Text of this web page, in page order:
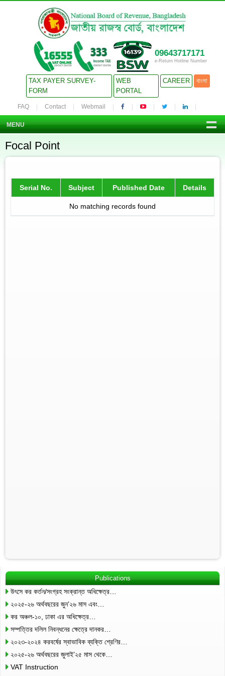
09643717171
e-Return Hotline Number
TAX PAYER SURVEY-
FORM
WEB
PORTAL
CAREER বাংলা
FAQ Contact Webmail
MENU
Focal Point
Serial No. Subject Published Date Details
No matching records found
Publications
উৎসে কর কর্তন/সংগ্রহ সংক্রান্ত অধিক্ষেত্র…
২০২৫-২৬ অর্থবছরের জুন’২৬ মাস এবং…
কর অঞ্চল-১০, ঢাকা এর অধিক্ষেত্র…
সম্পত্তির দলিল নিবন্ধনের ক্ষেত্রে দানকর…
২০২৩-২০২৪ করবর্ষের স্বাভাবিক ব্যক্তি শ্রেণির…
২০২৫-২৬ অর্থবছরের জুলাই’২৫ মাস থেকে…
VAT Instruction